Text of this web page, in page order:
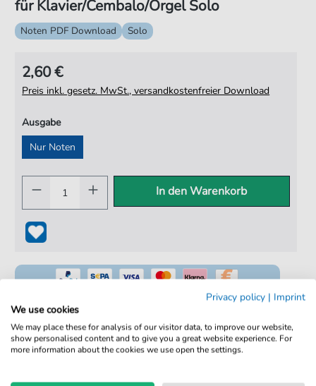
für Klavier/Cembalo/Orgel Solo
Noten PDF Download Solo
2,60 €
Preis inkl. gesetz. MwSt., versandkostenfreier Download
Ausgabe
Nur Noten
In den Warenkorb
100% Legal & Lizenziert
Privacy policy | Imprint
We use cookies
We may place these for analysis of our visitor data, to improve our website,
show personalised content and to give you a great website experience. For
more information about the cookies we use open the settings.